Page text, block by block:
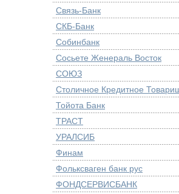
Связь-Банк
СКБ-Банк
Собинбанк
Сосьете Женераль Восток
СОЮЗ
Столичное Кредитное
Тойота Банк
ТРАСТ
УРАЛСИБ
Финам
Фольксваген банк рус
ФОНДСЕРВИСБАНК